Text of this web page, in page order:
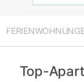
Top-